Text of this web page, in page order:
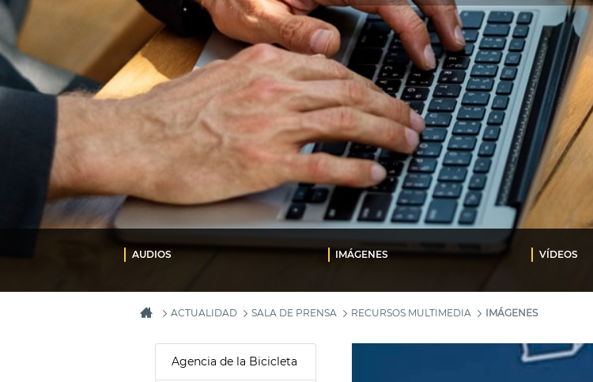
AUDIOS IMÁGENES VÍDEOS
ACTUALIDAD SALA DE PRENSA RECURSOS MULTIMEDIA IMÁGENES
Agencia de la Bicicleta